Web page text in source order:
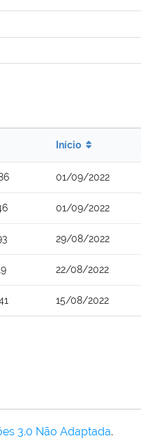
Início
01/09/2022
01/09/2022
29/08/2022
22/08/2022
15/08/2022
3.0 Não Adaptada.